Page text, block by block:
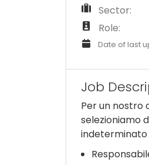
Sector:
Role:
Date of last
Job
Per un nostro
selezioniamo
indeterminato